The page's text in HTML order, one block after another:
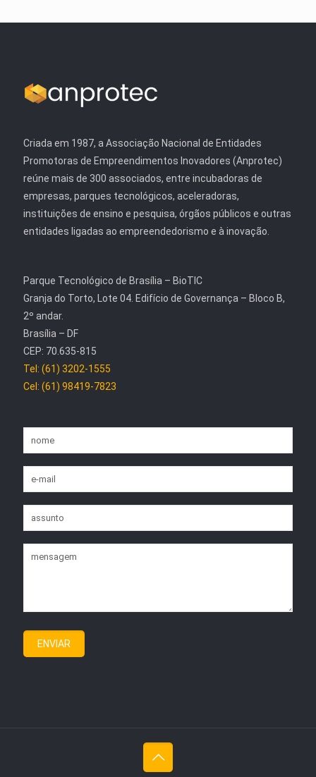
Criada em 1987, a Associação Nacional de Entidades
Promotoras de Empreendimentos Inovadores (Anprotec)
reúne mais de 300 associados, entre incubadoras de
empresas, parques tecnológicos, aceleradoras,
instituições de ensino e pesquisa, órgãos públicos e outras
entidades ligadas ao empreendedorismo e à inovação.
Parque Tecnológico de Brasília – BioTIC
Granja do Torto, Lote 04. Edifício de Governança – Bloco B,
2º andar.
Brasília – DF
CEP: 70.635-815
Tel: (61) 3202-1555
Cel: (61) 98419-7823